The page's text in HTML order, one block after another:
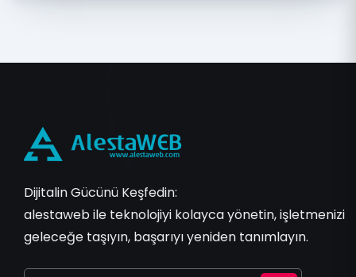
Dijitalin Gücünü Keşfedin:
alestaweb ile teknolojiyi kolayca yönetin, işletmenizi
geleceğe taşıyın, başarıyı yeniden tanımlayın.